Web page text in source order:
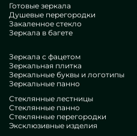
Готовые зеркала
Душевые перегородки
Закаленное стекло
Зеркала в багете
Зеркала с фацетом
Зеркальная плитка
Зеркальные буквы и логотипы
Зеркальные панно
Стеклянные лестницы
Стеклянные панно
Стеклянные перегородки
Эксклюзивные изделия